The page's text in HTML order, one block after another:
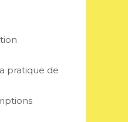
pratique de